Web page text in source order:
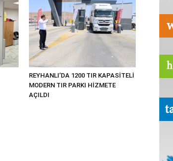
REYHANLI’DA 1200 TIR KAPASİTELİ
MODERN TIR PARKI HİZMETE
AÇILDI